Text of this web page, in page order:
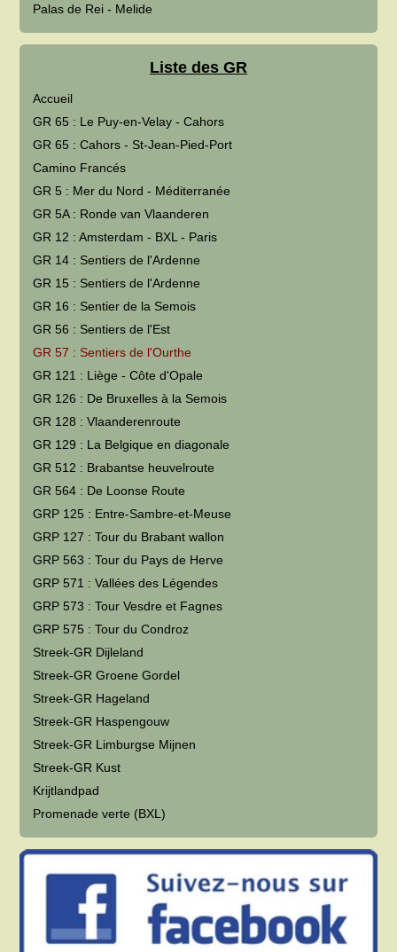
Palas de Rei - Melide
Liste des GR
Accueil
GR 65 : Le Puy-en-Velay - Cahors
GR 65 : Cahors - St-Jean-Pied-Port
Camino Francés
GR 5 : Mer du Nord - Méditerranée
GR 5A : Ronde van Vlaanderen
GR 12 : Amsterdam - BXL - Paris
GR 14 : Sentiers de l'Ardenne
GR 15 : Sentiers de l'Ardenne
GR 16 : Sentier de la Semois
GR 56 : Sentiers de l'Est
GR 57 : Sentiers de l'Ourthe
GR 121 : Liège - Côte d'Opale
GR 126 : De Bruxelles à la Semois
GR 128 : Vlaanderenroute
GR 129 : La Belgique en diagonale
GR 512 : Brabantse heuvelroute
GR 564 : De Loonse Route
GRP 125 : Entre-Sambre-et-Meuse
GRP 127 : Tour du Brabant wallon
GRP 563 : Tour du Pays de Herve
GRP 571 : Vallées des Légendes
GRP 573 : Tour Vesdre et Fagnes
GRP 575 : Tour du Condroz
Streek-GR Dijleland
Streek-GR Groene Gordel
Streek-GR Hageland
Streek-GR Haspengouw
Streek-GR Limburgse Mijnen
Streek-GR Kust
Krijtlandpad
Promenade verte (BXL)